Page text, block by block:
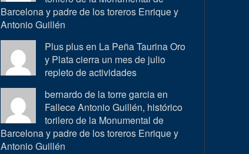
Barcelona y padre de los toreros Enrique y
Antonio Guillén
Plus plus en La Peña Taurina Oro
y Plata cierra un mes de julio
repleto de actividades
bernardo de la torre garcia en
Fallece Antonio Guillén, histórico
torilero de la Monumental de
Barcelona y padre de los toreros Enrique y
Antonio Guillén